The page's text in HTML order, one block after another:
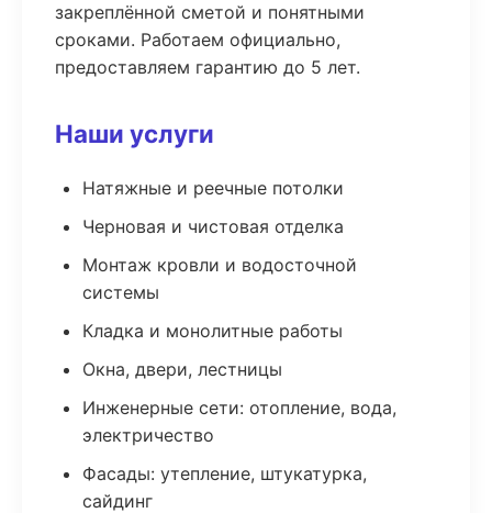
закреплённой сметой и понятными
сроками. Работаем официально,
предоставляем гарантию до 5 лет.
Наши услуги
Натяжные и реечные потолки
Черновая и чистовая отделка
Монтаж кровли и водосточной
системы
Кладка и монолитные работы
Окна, двери, лестницы
Инженерные сети: отопление, вода,
электричество
Фасады: утепление, штукатурка,
сайдинг